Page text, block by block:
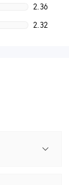
2.36
2.32